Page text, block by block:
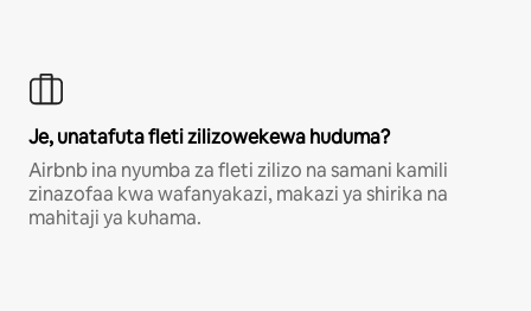
Je, unatafuta fleti zilizowekewa huduma?
Airbnb ina nyumba za fleti zilizo na samani kamili
zinazofaa kwa wafanyakazi, makazi ya shirika na
mahitaji ya kuhama.